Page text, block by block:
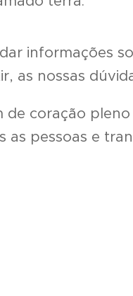
informações
as nossas
de coração
as pessoas e